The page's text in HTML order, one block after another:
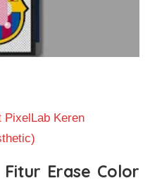
PixelLab Keren
Erase Color